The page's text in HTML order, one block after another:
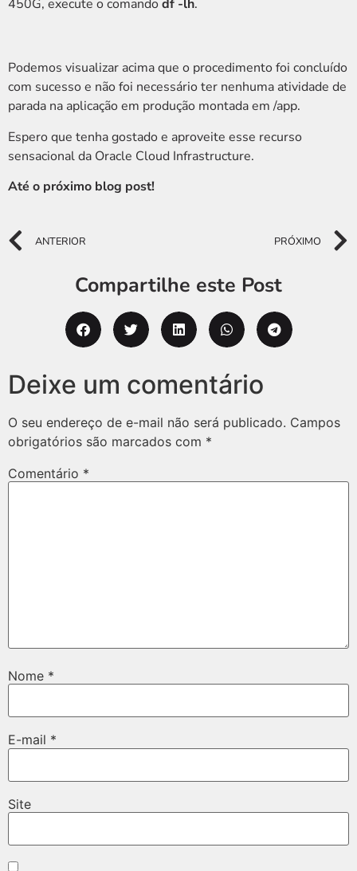
450G, execute o comando df -lh.
Podemos visualizar acima que o procedimento foi concluído
com sucesso e não foi necessário ter nenhuma atividade de
parada na aplicação em produção montada em /app.
Espero que tenha gostado e aproveite esse recurso
sensacional da Oracle Cloud Infrastructure.
Até o próximo blog post!
ANTERIOR PRÓXIMO
Compartilhe este Post
Deixe um comentário
O seu endereço de e-mail não será publicado. Campos
obrigatórios são marcados com *
Comentário *
Nome *
E-mail *
Site